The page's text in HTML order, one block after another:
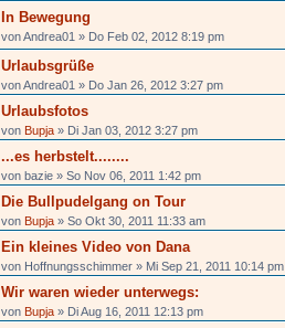
In Bewegung
vonAndrea01 » Do Feb 02, 2012 8:19 pm
Urlaubsgrüße
vonAndrea01 » Do Jan 26, 2012 3:27 pm
Urlaubsfotos
von Bupja » Di Jan 03, 2012 3:27 pm
...es herbstelt........
von bazie » So Nov 06, 2011 1:42 pm
Die Bullpudelgang on Tour
von Bupja » So Okt 30, 2011 11:33 am
Ein kleines Video von Dana
von Hoffnungsschimmer » Mi Sep 21, 2011 10:14 pm
Wir waren wieder unterwegs:
von Bupja » Di Aug 16, 2011 12:13 pm